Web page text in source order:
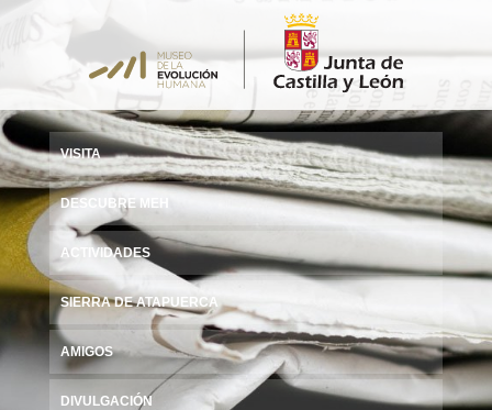
VISITA
DESCUBRE MEH
ACTIVIDADES
SIERRA DE ATAPUERCA
AMIGOS
DIVULGACIÓN